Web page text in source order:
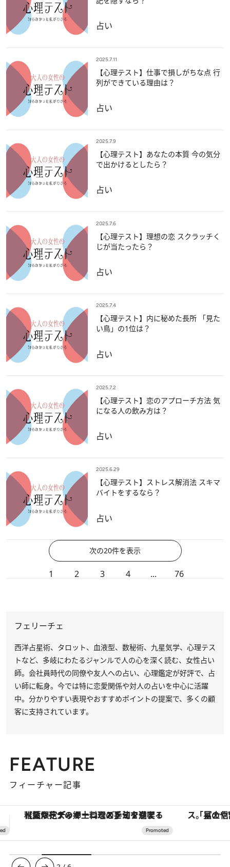
占い
2025.7.11
【心理テスト】仕事で損しがちな点 行
列ができている理由は？
占い
2025.7.9
【心理テスト】あなたの本質 今の気分
で出かけるとしたら？
占い
2025.7.6
【心理テスト】理想の恋 スクラッチく
じが当たったら？
占い
2025.7.4
【心理テスト】内に秘めた長所 「見た
い鳥」の1位は？
占い
2025.7.2
【心理テスト】恋のアプローチ方法 気
になる人の飲み方は？
占い
2025.6.29
【心理テスト】ストレス解消法 スキマ
バイトをするなら？
占い
次の20件を表示
1 2 3 4 ... 76
フェリーチェ
西洋占星術、タロット、血液型、数秘術、九星気学、心理テス
トなど、多岐にわたるジャンルで人の心を深く読む、女性占い
師。会社員時代の同僚や友人への占い、心理鑑定が好評で、占
い師に転身。今では特に恋愛関係や対人の占いを中心に活躍
中。分かりやすい表現やおすすめポイントの提案で、多くの顧
客に支持されています。
FEATURE
フィーチャー記事
「星のや富士」でデジタルデトックス。冨士信仰の歴史を辿り、心身を調える。